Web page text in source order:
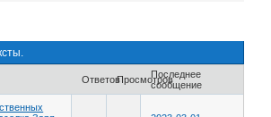
ОтветовПросмотровПоследнее
сообщение